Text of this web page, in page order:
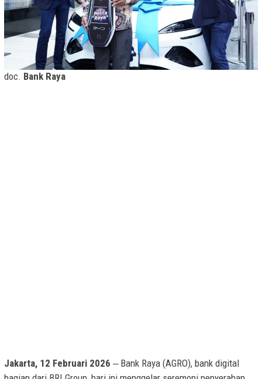
doc. Bank Raya
Jakarta, 12 Februari 2026 ‒ Bank Raya (AGRO), bank digital